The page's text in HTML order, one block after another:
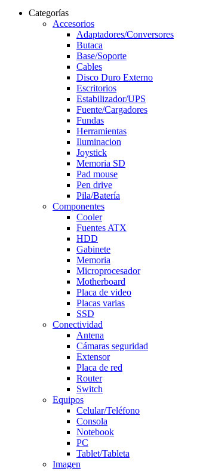
Categorías
Accesorios
Adaptadores/Conversores
Butaca
Base/Soporte
Cables
Disco Duro Externo
Escritorios
Estabilizador/UPS
Fuente/Cargadores
Fundas
Herramientas
Iluminacion
Joystick
Memoria SD
Pad mouse
Pen drive
Pila/Batería
Componentes
Cooler
Fuentes ATX
HDD
Gabinete
Memoria
Microprocesador
Motherboard
Placa de video
Placas varias
SSD
Conectividad
Antena
Cámaras seguridad
Extensor
Placa de red
Router
Switch
Equipos
Celular/Teléfono
Consola
Notebook
PC
Tablet/Tableta
Imagen